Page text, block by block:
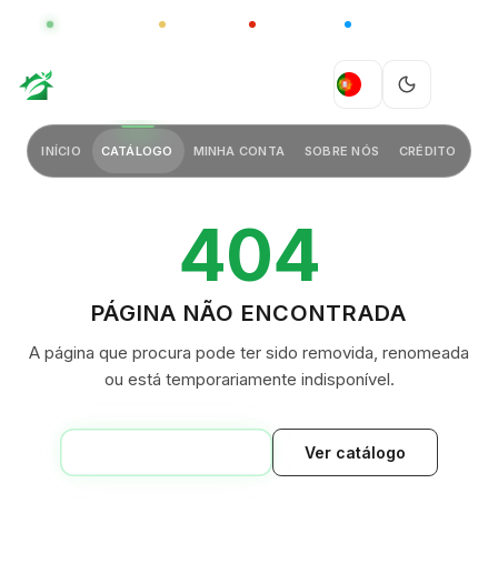
GLOBAL CHINA
PT
INÍCIO CATÁLOGO MINHA CONTA SOBRE NÓS CRÉDITO
404
PÁGINA NÃO ENCONTRADA
A página que procura pode ter sido removida, renomeada
ou está temporariamente indisponível.
Ver catálogo